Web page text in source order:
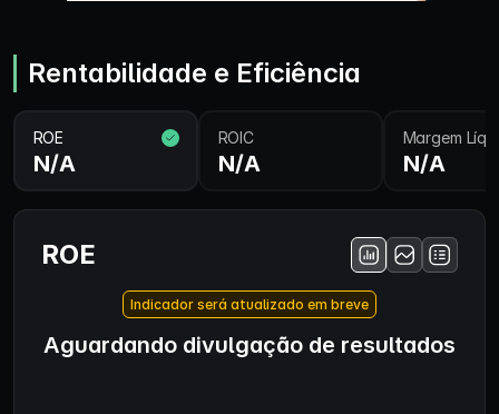
Rentabilidade e Eficiência
ROE
N/A
ROIC
N/A
Margem
N/A
ROE
Indicador será atualizado em breve
Aguardando divulgação de resultados